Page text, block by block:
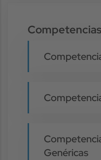
Competencias
Genéricas